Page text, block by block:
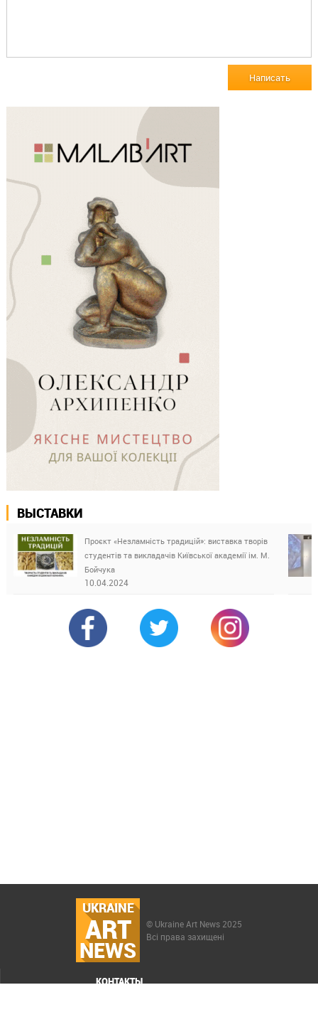
Написать
ВЫСТАВКИ
Проєкт «Незламність традицій»: виставка творів
студентів та викладачів Київської академії ім. М.
Бойчука
10.04.2024
UKRAINE
ART
NEWS
© Ukraine Art News 2025
Всі права захищені
КОНТАКТЫ